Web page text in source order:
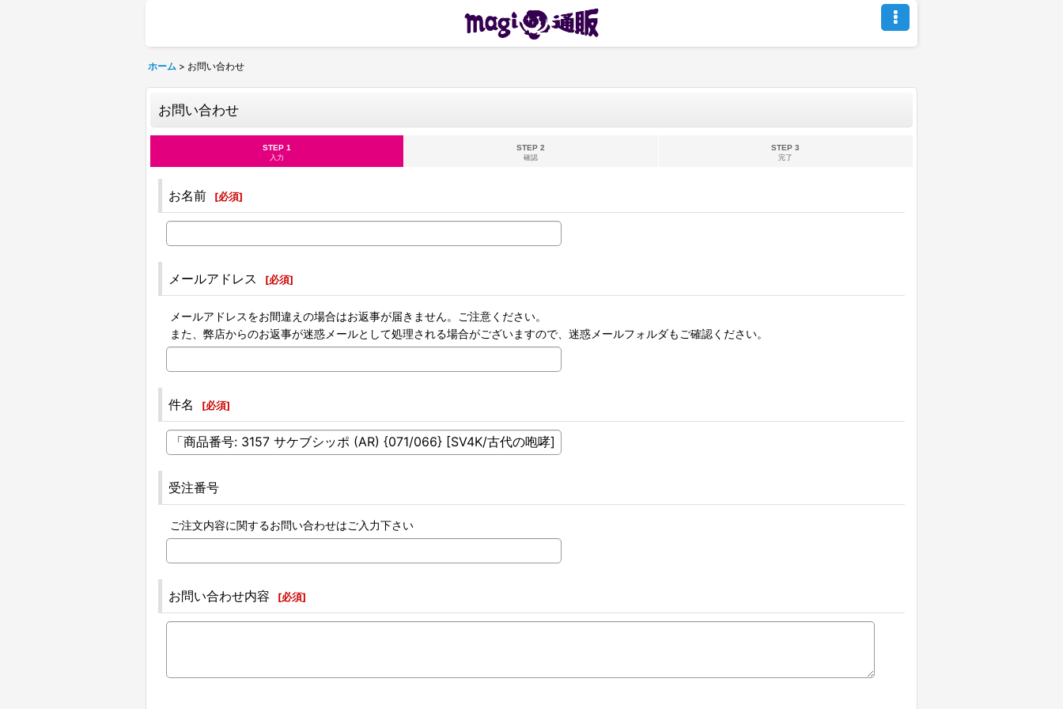
ホーム > お問い合わせ
お問い合わせ
STEP 1
入力
STEP 2
確認
STEP 3
完了
お名前 [必須]
メールアドレス [必須]
メールアドレスをお間違えの場合はお返事が届きません。ご注意ください。
また、弊店からのお返事が迷惑メールとして処理される場合がございますので、迷惑メールフォルダもご確認ください。
件名 [必須]
受注番号
ご注文内容に関するお問い合わせはご入力下さい
お問い合わせ内容 [必須]